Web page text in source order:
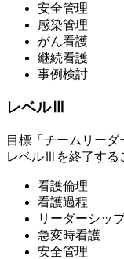
安全管理
感染管理
がん看護
継続看護
事例検討
レベルⅢ
目標「チームリーダ
レベルⅢを終了する
看護倫理
看護過程
リーダーシッ
急変時看護
安全管理